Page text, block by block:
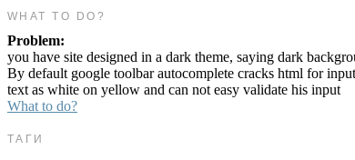
WHAT TO DO?
Problem:
you have site designed in a dark theme, saying dark
By default google toolbar autocomplete cracks html for
text as white on yellow and can not easy validate his input
What to do?
ТАГИ